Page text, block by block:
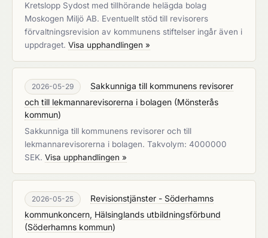
Kretslopp Sydost med tillhörande helägda bolag
Moskogen Miljö AB. Eventuellt stöd till revisorers
förvaltningsrevision av kommunens stiftelser ingår även i
uppdraget. Visa upphandlingen »
2026-05-29
Sakkunniga till kommunens revisorer
och till lekmannarevisorerna i bolagen (Mönsterås
kommun)
Sakkunniga till kommunens revisorer och till
lekmannarevisorerna i bolagen. Takvolym: 4000000
SEK. Visa upphandlingen »
2026-05-25
Revisionstjänster - Söderhamns
kommunkoncern, Hälsinglands utbildningsförbund
(Söderhamns kommun)